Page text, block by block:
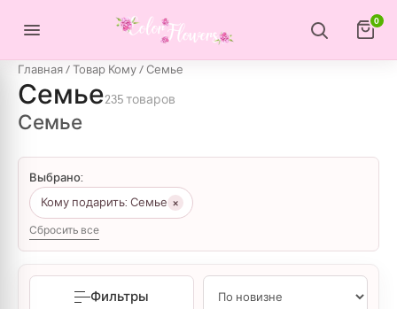
0
Главная/ Товар Кому / Семье
Семье235 товаров
Семье
Выбрано:
Кому подарить: Семье ×
Сбросить все
Фильтры